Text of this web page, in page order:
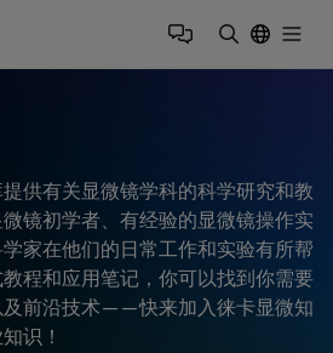
供有关显微镜学科的科学研究和教
镜初学者、有经验的显微镜操作实
家在他们的日常工作和实验有所帮
程和应用笔记，你可以找到你需要
及前沿技术——快来加入徕卡显微知
识！